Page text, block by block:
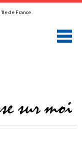
sur moi